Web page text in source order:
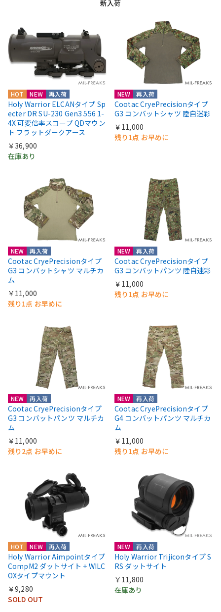
新入荷
HOT NEW 再入荷
Holy Warrior ELCANタイプ Sp
ecter DR SU-230 Gen3 556 1-
4X 可変倍率スコープ QDマウン
ト フラットダークアース
￥36,900
在庫あり
NEW 再入荷
Cootac CryePrecisionタイプ
G3 コンバットシャツ 陸自迷彩
￥11,000
残り1点 お早めに
NEW 再入荷
Cootac CryePrecisionタイプ
G3 コンバットシャツ マルチカ
ム
￥11,000
残り1点 お早めに
NEW 再入荷
Cootac CryePrecisionタイプ
G3 コンバットパンツ 陸自迷彩
￥11,000
残り1点 お早めに
NEW 再入荷
Cootac CryePrecisionタイプ
G3 コンバットパンツ マルチカ
ム
￥11,000
残り2点 お早めに
NEW 再入荷
Cootac CryePrecisionタイプ
G4 コンバットパンツ マルチカ
ム
￥11,000
残り1点 お早めに
HOT NEW 再入荷
Holy Warrior Aimpointタイプ
CompM2 ダットサイト + WILC
OXタイプマウント
￥9,280
SOLD OUT
NEW 再入荷
Holy Warrior Trijiconタイプ S
RS ダットサイト
￥11,800
在庫あり